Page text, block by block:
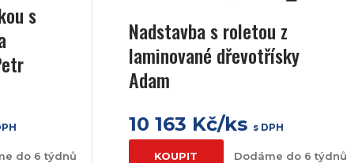
s
do 6 týdnů
Nadstavba s roletou z
laminované dřevotřísky
Adam
10 163 Kč/ks s DPH
KOUPIT Dodáme do 6 týdnů